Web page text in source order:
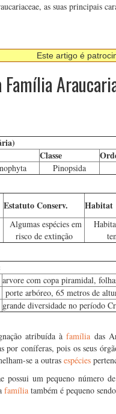
as suas principais
Este artigo é
Classe
Pinopsida
Estatuto Conserv. Habitat
Algumas espécies em
risco de extinção
arvore com copa piramidal,
porte arbóreo, 65 metros de
grande diversidade no período
atribuída à família das
por coníferas, pois os seus
se a outras espécies
possui um pequeno número
família também é pequeno